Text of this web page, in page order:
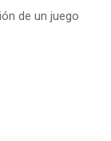
de un juego